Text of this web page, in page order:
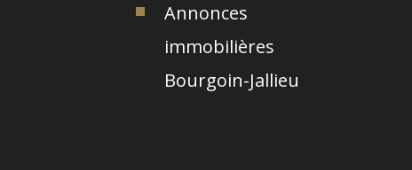
Annonces
immobilières
Bourgoin-Jallieu